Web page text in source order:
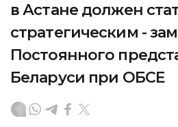
в Астане должен
стратегическим -
Постоянного
Беларуси при ОБСЕ